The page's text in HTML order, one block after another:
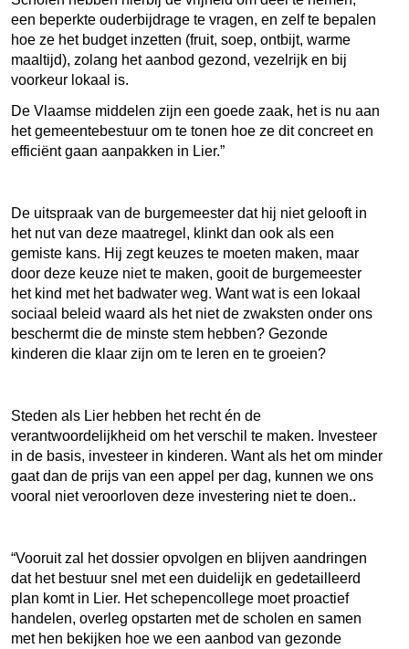
een beperkte ouderbijdrage te vragen, en zelf te bepalen
hoe ze het budget inzetten (fruit, soep, ontbijt, warme
maaltijd), zolang het aanbod gezond, vezelrijk en bij
voorkeur lokaal is.
De Vlaamse middelen zijn een goede zaak, het is nu aan
het gemeentebestuur om te tonen hoe ze dit concreet en
efficiënt gaan aanpakken in Lier.”
De uitspraak van de burgemeester dat hij niet gelooft in
het nut van deze maatregel, klinkt dan ook als een
gemiste kans. Hij zegt keuzes te moeten maken, maar
door deze keuze niet te maken, gooit de burgemeester
het kind met het badwater weg. Want wat is een lokaal
sociaal beleid waard als het niet de zwaksten onder ons
beschermt die de minste stem hebben? Gezonde
kinderen die klaar zijn om te leren en te groeien?
Steden als Lier hebben het recht én de
verantwoordelijkheid om het verschil te maken. Investeer
in de basis, investeer in kinderen. Want als het om minder
gaat dan de prijs van een appel per dag, kunnen we ons
vooral niet veroorloven deze investering niet te doen..
“Vooruit zal het dossier opvolgen en blijven aandringen
dat het bestuur snel met een duidelijk en gedetailleerd
plan komt in Lier. Het schepencollege moet proactief
handelen, overleg opstarten met de scholen en samen
met hen bekijken hoe we een aanbod van gezonde